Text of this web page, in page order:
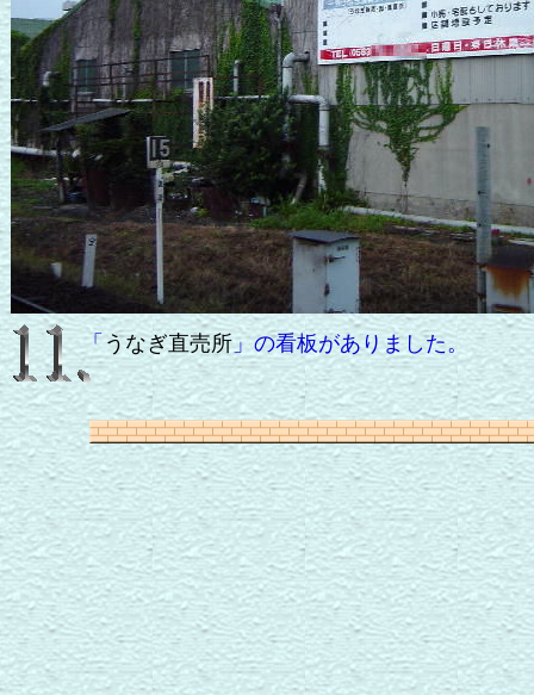
「 うなぎ直売所」の看板がありました。